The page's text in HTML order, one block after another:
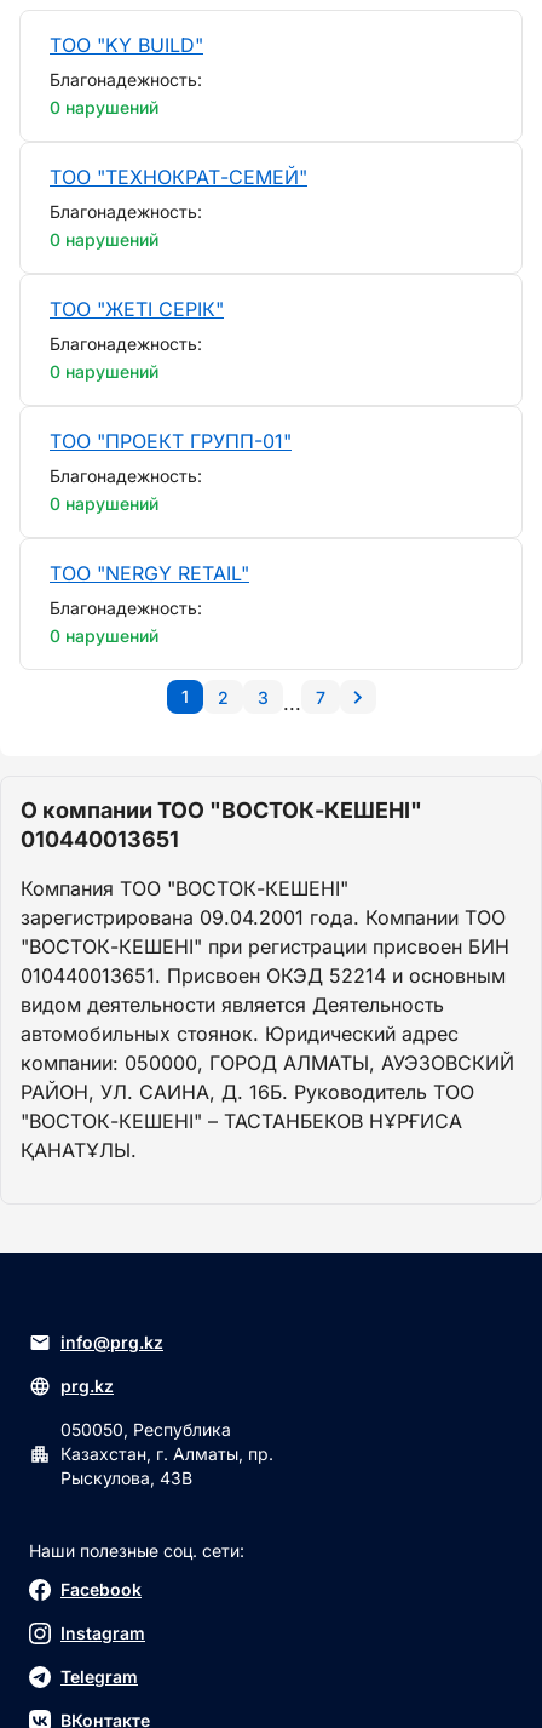
ТОО "KY BUILD"
Благонадежность:
0 нарушений
ТОО "ТЕХНОКРАТ-СЕМЕЙ"
Благонадежность:
0 нарушений
ТОО "ЖЕТІ СЕРІК"
Благонадежность:
0 нарушений
ТОО "ПРОЕКТ ГРУПП-01"
Благонадежность:
0 нарушений
ТОО "NERGY RETAIL"
Благонадежность:
0 нарушений
1 2 3 ... 7
О компании ТОО "ВОСТОК-КЕШЕНI"
010440013651
Компания ТОО "ВОСТОК-КЕШЕНI"
зарегистрирована 09.04.2001 года. Компании ТОО
"ВОСТОК-КЕШЕНI" при регистрации присвоен БИН
010440013651. Присвоен ОКЭД 52214 и основным
видом деятельности является Деятельность
автомобильных стоянок. Юридический адрес
компании: 050000, ГОРОД АЛМАТЫ, АУЭЗОВСКИЙ
РАЙОН, УЛ. САИНА, Д. 16Б. Руководитель ТОО
"ВОСТОК-КЕШЕНI" – ТАСТАНБЕКОВ НҰРҒИСА
ҚАНАТҰЛЫ.
info@prg.kz
prg.kz
050050, Республика
Казахстан, г. Алматы, пр.
Рыскулова, 43В
Наши полезные соц. сети:
Facebook
Instagram
Telegram
ВКонтакте